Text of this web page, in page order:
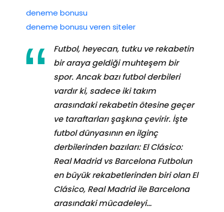
deneme bonusu
deneme bonusu veren siteler
Futbol, heyecan, tutku ve rekabetin
bir araya geldiği muhteşem bir
spor. Ancak bazı futbol derbileri
vardır ki, sadece iki takım
arasındaki rekabetin ötesine geçer
ve taraftarları şaşkına çevirir. İşte
futbol dünyasının en ilginç
derbilerinden bazıları: El Clásico:
Real Madrid vs Barcelona Futbolun
en büyük rekabetlerinden biri olan El
Clásico, Real Madrid ile Barcelona
arasındaki mücadeleyi…